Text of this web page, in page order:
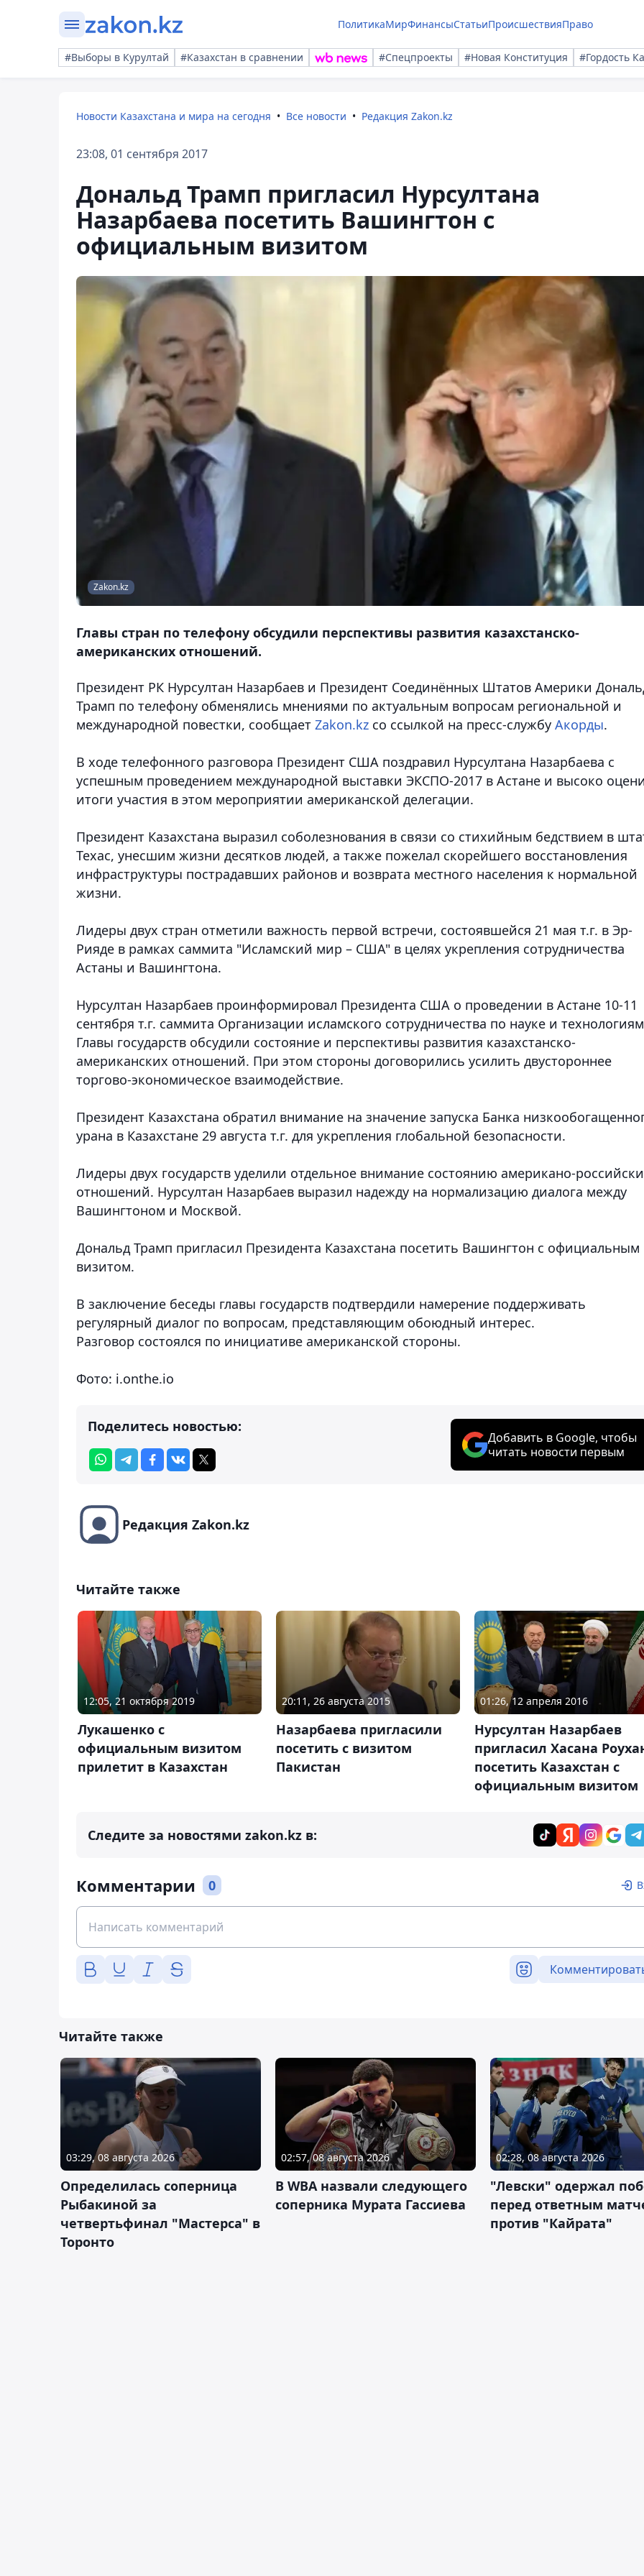
ПолитикаМирФинансыСтатьиПроисшествияПраво
#Выборы в Курултай #Казахстан в сравнении #Спецпроекты #Новая Конституция #Гордость
Новости Казахстана и мира на сегодня Все новости Редакция Zakon.kz
23:08, 01 сентября 2017
Дональд Трамп пригласил Нурсултана
Назарбаева посетить Вашингтон с
официальным визитом
Zakon.kz
Главы стран по телефону обсудили перспективы развития казахстанско-
американских отношений.
Президент РК Нурсултан Назарбаев и Президент Соединённых Штатов Америки
Трамп по телефону обменялись мнениями по актуальным вопросам региональной и
международной повестки, сообщает Zakon.kz со ссылкой на пресс-службу Акорды.
В ходе телефонного разговора Президент США поздравил Нурсултана Назарбаева с
успешным проведением международной выставки ЭКСПО-2017 в Астане и высоко
итоги участия в этом мероприятии американской делегации.
Президент Казахстана выразил соболезнования в связи со стихийным бедствием в
Техас, унесшим жизни десятков людей, а также пожелал скорейшего восстановления
инфраструктуры пострадавших районов и возврата местного населения к нормальной
жизни.
Лидеры двух стран отметили важность первой встречи, состоявшейся 21 мая т.г. в Эр-
Рияде в рамках саммита "Исламский мир – США" в целях укрепления сотрудничества
Астаны и Вашингтона.
Нурсултан Назарбаев проинформировал Президента США о проведении в Астане 10-11
сентября т.г. саммита Организации исламского сотрудничества по науке и
Главы государств обсудили состояние и перспективы развития казахстанско-
американских отношений. При этом стороны договорились усилить двустороннее
торгово-экономическое взаимодействие.
Президент Казахстана обратил внимание на значение запуска Банка
урана в Казахстане 29 августа т.г. для укрепления глобальной безопасности.
Лидеры двух государств уделили отдельное внимание состоянию американо-
отношений. Нурсултан Назарбаев выразил надежду на нормализацию диалога между
Вашингтоном и Москвой.
Дональд Трамп пригласил Президента Казахстана посетить Вашингтон с официальным
визитом.
В заключение беседы главы государств подтвердили намерение поддерживать
регулярный диалог по вопросам, представляющим обоюдный интерес.
Разговор состоялся по инициативе американской стороны.
Фото: i.onthe.io
Поделитесь новостью:
Добавить в Google, чтобы
читать новости первым
Редакция Zakon.kz
Читайте также
12:05, 21 октября 2019
Лукашенко с
официальным визитом
прилетит в Казахстан
20:11, 26 августа 2015
Назарбаева пригласили
посетить с визитом
Пакистан
01:26, 12 апреля 2016
Нурсултан Назарбаев
пригласил Хасана
посетить Казахстан с
официальным визитом
Следите за новостями zakon.kz в:
Комментарии 0
Читайте также
03:29, 08 августа 2026
Определилась соперница
Рыбакиной за
четвертьфинал "Мастерса" в
Торонто
02:57, 08 августа 2026
В WBA назвали следующего
соперника Мурата Гассиева
02:28, 08 августа 2026
"Левски" одержал
перед ответным
против "Кайрата"